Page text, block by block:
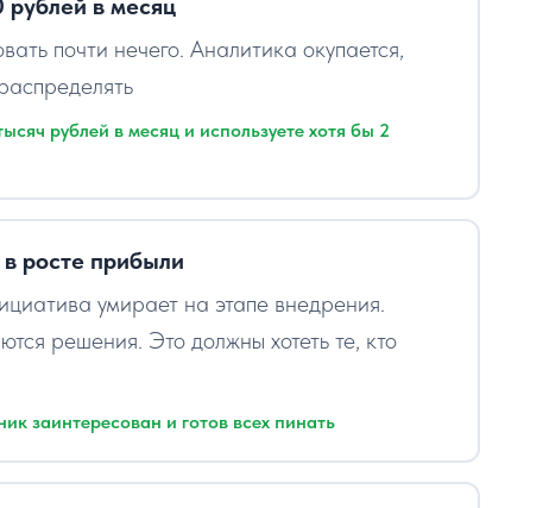
в месяц
почти нечего. Аналитика окупается,
рублей в месяц и используете хотя бы 2
росте прибыли
умирает на этапе внедрения.
решения. Это должны хотеть те, кто
заинтересован и готов всех пинать